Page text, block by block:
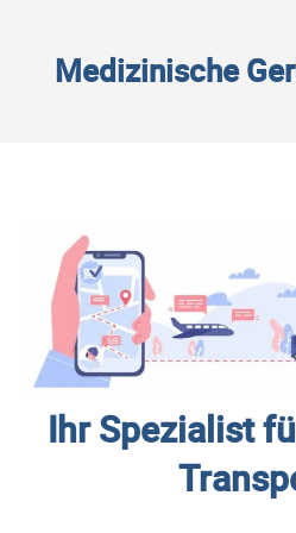
Medizinische
Ihr Spezialist